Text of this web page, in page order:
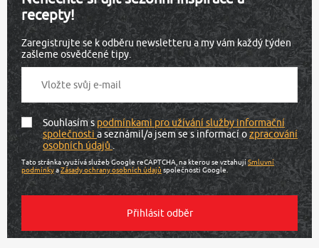
recepty!
Zaregistrujte se k odběru newsletteru a my vám každý týden
zašleme osvědčené tipy.
Souhlasím spodmínkami pro užívání služby informační
společnostia seznámil/a jsem se s informací ozpracování
osobních údajů.
Tato stránka využívá služeb Google reCAPTCHA, na kterou se vztahujíSmluvní
podmínkyaZásady ochrany osobních údajů společnosti Google.